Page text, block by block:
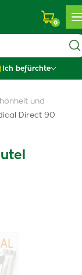
0
Ich befürchte
und
Direct 90